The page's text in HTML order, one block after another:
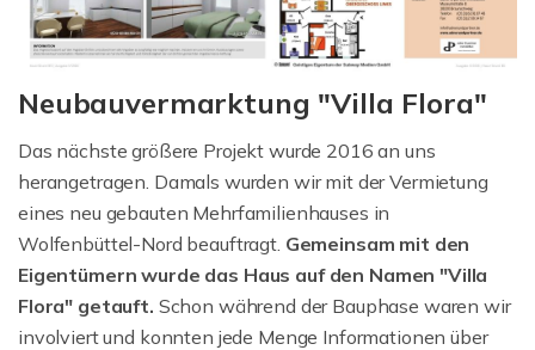
Neubauvermarktung "Villa Flora"
Das nächste größere Projekt wurde 2016 an uns
herangetragen. Damals wurden wir mit der Vermietung
eines neu gebauten Mehrfamilienhauses in
Wolfenbüttel-Nord beauftragt. Gemeinsam mit den
Eigentümern wurde das Haus auf den Namen "Villa
Flora" getauft. Schon während der Bauphase waren wir
involviert und konnten jede Menge Informationen über